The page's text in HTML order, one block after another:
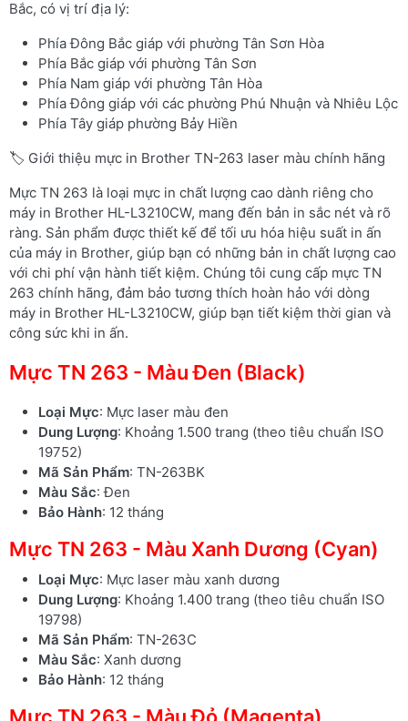
Bắc, có vị trí địa lý:
Phía Đông Bắc giáp với phường Tân Sơn Hòa
Phía Bắc giáp với phường Tân Sơn
Phía Nam giáp với phường Tân Hòa
Phía Đông giáp với các phường Phú Nhuận và Nhiêu Lộc
Phía Tây giáp phường Bảy Hiền
🏷️ Giới thiệu mực in Brother TN-263 laser màu chính hãng
Mực TN 263 là loại mực in chất lượng cao dành riêng cho
máy in Brother HL-L3210CW, mang đến bản in sắc nét và rõ
ràng. Sản phẩm được thiết kế để tối ưu hóa hiệu suất in ấn
của máy in Brother, giúp bạn có những bản in chất lượng cao
với chi phí vận hành tiết kiệm. Chúng tôi cung cấp mực TN
263 chính hãng, đảm bảo tương thích hoàn hảo với dòng
máy in Brother HL-L3210CW, giúp bạn tiết kiệm thời gian và
công sức khi in ấn.
Mực TN 263 - Màu Đen (Black)
Loại Mực: Mực laser màu đen
Dung Lượng: Khoảng 1.500 trang (theo tiêu chuẩn ISO
19752)
Mã Sản Phẩm: TN-263BK
Màu Sắc: Đen
Bảo Hành: 12 tháng
Mực TN 263 - Màu Xanh Dương (Cyan)
Loại Mực: Mực laser màu xanh dương
Dung Lượng: Khoảng 1.400 trang (theo tiêu chuẩn ISO
19798)
Mã Sản Phẩm: TN-263C
Màu Sắc: Xanh dương
Bảo Hành: 12 tháng
Mực TN 263 - Màu Đỏ (Magenta)